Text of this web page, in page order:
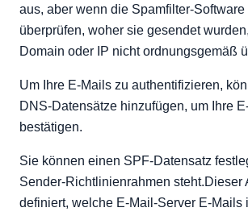
aus, aber wenn die Spamfilter-Software
überprüfen, woher sie gesendet
Domain oder IP nicht ordnungsgemäß
Um Ihre E-Mails zu authentifizieren,
DNS-Datensätze hinzufügen, um Ihre
bestätigen.
Sie können einen SPF-Datensatz
Sender-Richtlinienrahmen steht.Dieser
definiert, welche E-Mail-Server E-Mails